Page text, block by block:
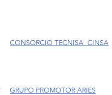
CONSORCIO TECNISA CINSA
GRUPO PROMOTOR ARIES